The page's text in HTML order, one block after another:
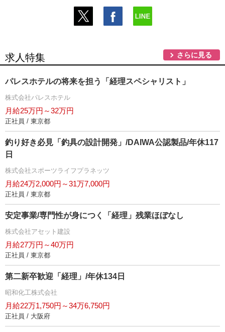
求人特集 さらに見る
パレスホテルの将来を担う「経理スペシャリスト」
株式会社パレスホテル
月給25万円～32万円
正社員 / 東京都
釣り好き必見「釣具の設計開発」/DAIWA公認製品/年休117
日
株式会社スポーツライフプラネッツ
月給24万2,000円～31万7,000円
正社員 / 東京都
安定事業/専門性が身につく「経理」残業ほぼなし
株式会社アセット建設
月給27万円～40万円
正社員 / 東京都
第二新卒歓迎「経理」/年休134日
昭和化工株式会社
月給22万1,750円～34万6,750円
正社員 / 大阪府